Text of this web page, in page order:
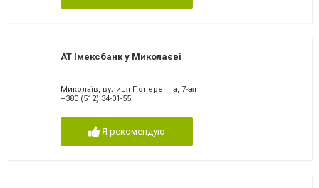
АТ Імексбанк у Миколаєві
Миколаїв, вулиця Поперечна, 7-ая
+380 (512) 34-01-55
Я рекомендую